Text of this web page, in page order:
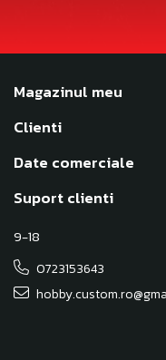
Magazinul meu
Clienti
Date comerciale
Suport clienti
9-18
0723153643